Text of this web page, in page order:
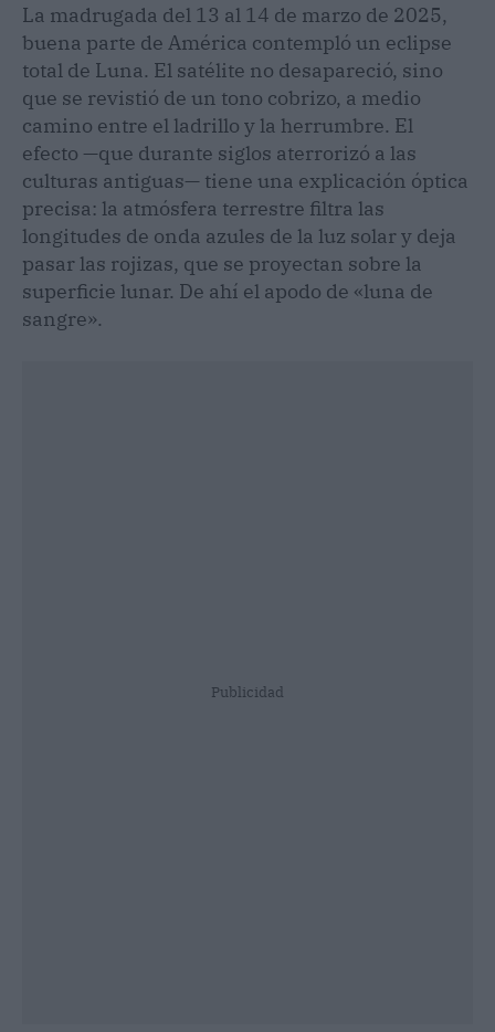
La madrugada del 13 al 14 de marzo de 2025,
buena parte de América contempló un eclipse
total de Luna. El satélite no desapareció, sino
que se revistió de un tono cobrizo, a medio
camino entre el ladrillo y la herrumbre. El
efecto —que durante siglos aterrorizó a las
culturas antiguas— tiene una explicación óptica
precisa: la atmósfera terrestre filtra las
longitudes de onda azules de la luz solar y deja
pasar las rojizas, que se proyectan sobre la
superficie lunar. De ahí el apodo de «luna de
sangre».
Publicidad